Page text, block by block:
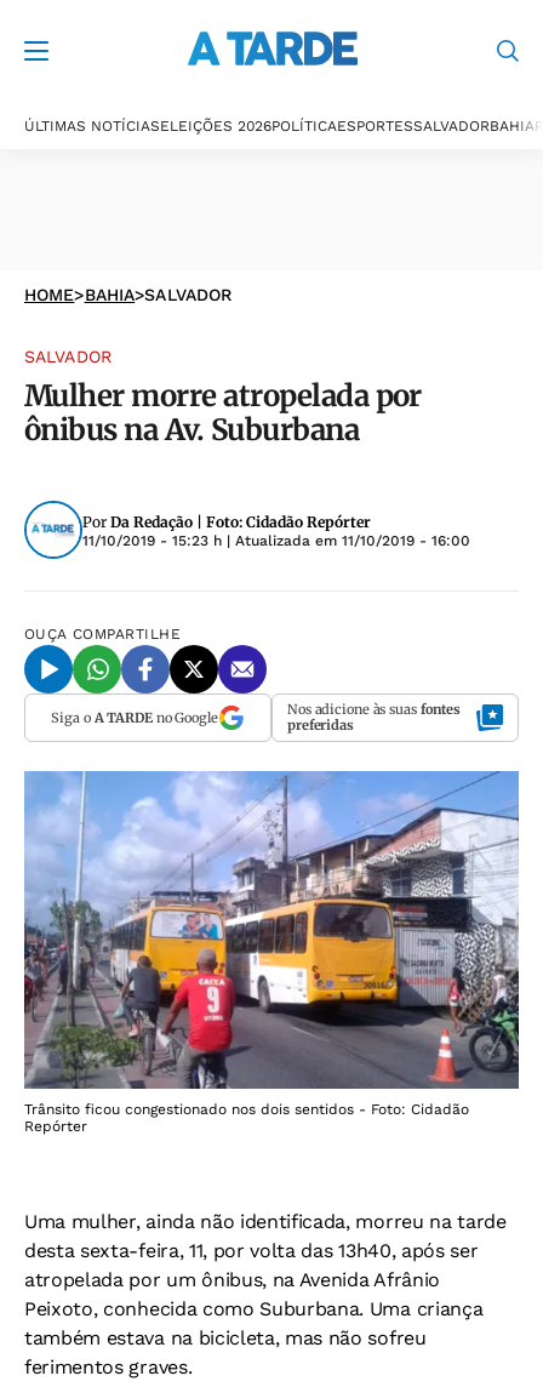
ÚLTIMAS NOTÍCIASELEIÇÕES 2026POLÍTICAESPORTESSALVADORBAHIA
HOME>BAHIA>SALVADOR
SALVADOR
Mulher morre atropelada por
ônibus na Av. Suburbana
Por Da Redação | Foto: Cidadão Repórter
11/10/2019 - 15:23 h | Atualizada em 11/10/2019 - 16:00
OUÇA COMPARTILHE
Siga o A TARDEno Google Nos adicione às suas fontes
preferidas
Trânsito ficou congestionado nos dois sentidos - Foto: Cidadão
Repórter
Uma mulher, ainda não identificada, morreu na tarde
desta sexta-feira, 11, por volta das 13h40, após ser
atropelada por um ônibus, na Avenida Afrânio
Peixoto, conhecida como Suburbana. Uma criança
também estava na bicicleta, mas não sofreu
ferimentos graves.